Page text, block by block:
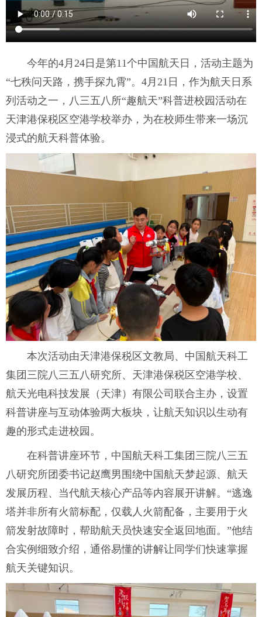
今年的4月24日是第11个中国航天日，活动主题为
“七秩问天路，携手探九霄”。4月21日，作为航天日系
列活动之一，八三五八所“趣航天”科普进校园活动在
天津港保税区空港学校举办，为在校师生带来一场沉
浸式的航天科普体验。
本次活动由天津港保税区文教局、中国航天科工
集团三院八三五八研究所、天津港保税区空港学校、
航天光电科技发展（天津）有限公司联合主办，设置
科普讲座与互动体验两大板块，让航天知识以生动有
趣的形式走进校园。
在科普讲座环节，中国航天科工集团三院八三五
八研究所团委书记赵鹰男围绕中国航天梦起源、航天
发展历程、当代航天核心产品等内容展开讲解。“逃逸
塔并非所有火箭标配，仅载人火箭配备，主要用于火
箭发射故障时，帮助航天员快速安全返回地面。”他结
合实例细致介绍，通俗易懂的讲解让同学们快速掌握
航天关键知识。